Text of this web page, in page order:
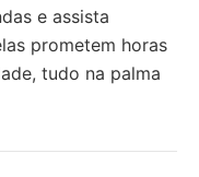
e assista
prometem horas
tudo na palma